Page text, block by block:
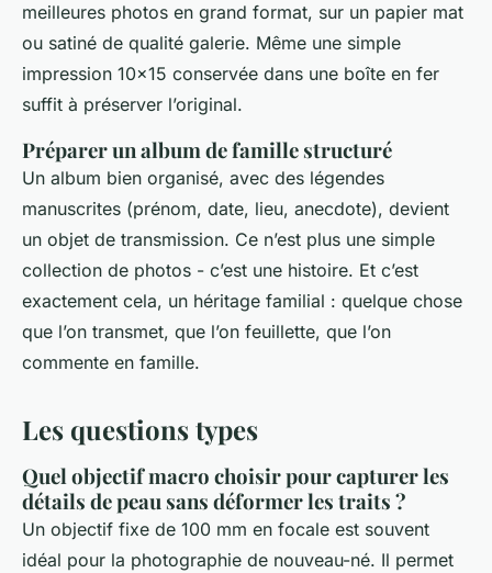
meilleures photos en grand format, sur un papier mat
ou satiné de qualité galerie. Même une simple
impression 10x15 conservée dans une boîte en fer
suffit à préserver l’original.
Préparer un album de famille structuré
Un album bien organisé, avec des légendes
manuscrites (prénom, date, lieu, anecdote), devient
un objet de transmission. Ce n’est plus une simple
collection de photos - c’est une histoire. Et c’est
exactement cela, un héritage familial : quelque chose
que l’on transmet, que l’on feuillette, que l’on
commente en famille.
Les questions types
Quel objectif macro choisir pour capturer les
détails de peau sans déformer les traits ?
Un objectif fixe de 100 mm en focale est souvent
idéal pour la photographie de nouveau-né. Il permet